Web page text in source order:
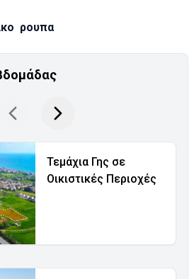
ρουπα
Τεμάχια Γης σε
Οικιστικές Περιοχές